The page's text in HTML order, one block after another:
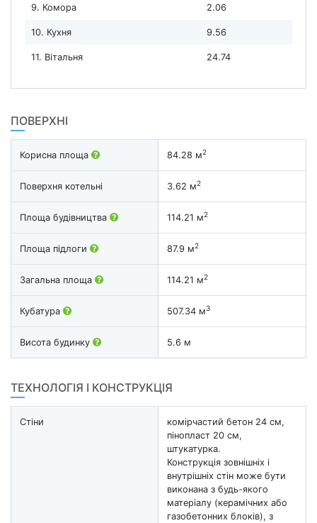
9. Комора 2.06
10. Кухня 9.56
11. Вітальня 24.74
ПОВЕРХНІ
Корисна площа 84.28 м2
Поверхня котельні 3.62 м2
Площа будівництва 114.21 м2
Площа підлоги 87.9 м2
Загальна площа 114.21 м2
Кубатура 507.34 м3
Висота будинку 5.6 м
ТЕХНОЛОГІЯ І КОНСТРУКЦІЯ
Стіни
комірчастий бетон 24 см,
пінопласт 20 см,
штукатурка.
Конструкція зовнішніх і
внутрішніх стін може бути
виконана з будь-якого
матеріалу (керамічних або
газобетонних блоків), з